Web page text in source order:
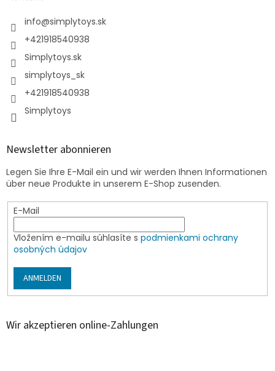
info@simplytoys.sk
+421918540938
Simplytoys.sk
simplytoys_sk
+421918540938
Simplytoys
Newsletter abonnieren
Legen Sie Ihre E-Mail ein und wir werden Ihnen Informationen
über neue Produkte in unserem E-Shop zusenden.
E-Mail
Vložením e-mailu súhlasíte s podmienkami ochrany
osobných údajov
ANMELDEN
Wir akzeptieren online-Zahlungen